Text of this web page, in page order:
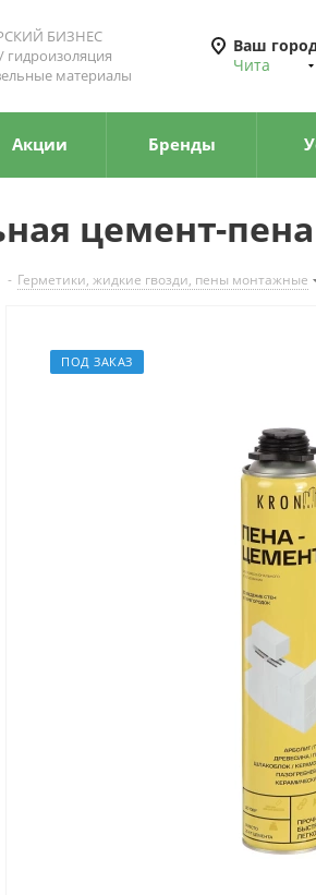
БИЗНЕС
гидроизоляция
материалы
Ваш
Чита
Акции Бренды
цемент-
- Герметики, жидкие гвозди, пены монтажные
ПОД ЗАКАЗ